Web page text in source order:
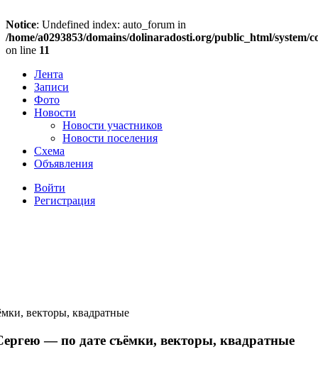
Notice: Undefined index: auto_forum in
/home/a0293853/domains/dolinaradosti.org/public_html/
on line 11
Лента
Записи
Фото
Новости
Новости участников
Новости поселения
Схема
Объявления
Войти
Регистрация
векторы, квадратные
— по дате съёмки, векторы, квадратные